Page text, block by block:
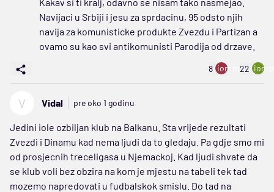
Navijaci u Srbiji i jesu za sprdacinu, 95 odsto njih
navija za komunisticke produkte Zvezdu i Partizan a
ovamo su kao svi antikomunisti Parodija od drzave.
8 ion:minus
22
V Vidal pre oko 1 godinu
Jedini iole ozbiljan klub na Balkanu. Sta vrijede rezultati
Zvezdi i Dinamu kad nema ljudi da to gledaju. Pa gdje smo mi
od prosjecnih treceligasa u Njemackoj. Kad ljudi shvate da
se klub voli bez obzira na kom je mjestu na tabeli tek tad
mozemo napredovati u fudbalskok smislu. Do tad na